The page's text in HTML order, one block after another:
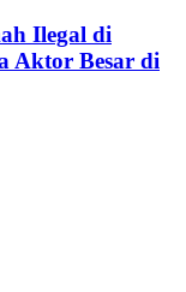
Ilegal di
Aktor Besar di